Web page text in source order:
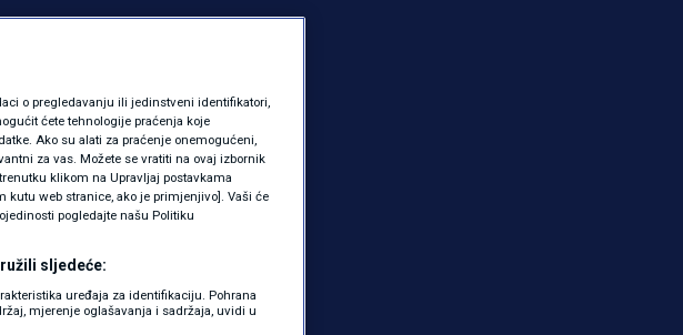
o pregledavanju ili jedinstveni identifikatori,
ćete tehnologije praćenja koje
Ako su alati za praćenje onemogućeni,
za vas. Možete se vratiti na ovaj izbornik
klikom na Upravljaj postavkama
web stranice, ako je primjenjivo]. Vaši će
pogledajte našu Politiku
sljedeće:
uređaja za identifikaciju. Pohrana
mjerenje oglašavanja i sadržaja, uvidi u